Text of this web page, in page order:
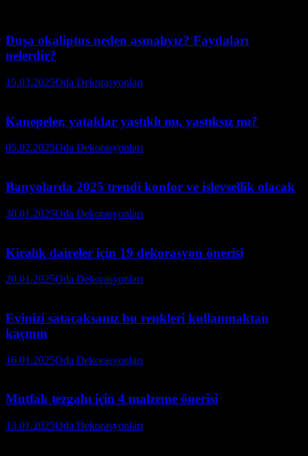
Duşa okaliptus neden asmalıyız? Faydaları
nelerdir?
15.03.2025Oda Dekorasyonları
Kanepeler, yataklar yastıklı mı, yastıksız mı?
05.02.2025Oda Dekorasyonları
Banyolarda 2025 trendi konfor ve işlevsellik olacak
30.01.2025Oda Dekorasyonları
Kiralık daireler için 19 dekorasyon önerisi
20.01.2025Oda Dekorasyonları
Evinizi satacaksanız bu renkleri kullanmaktan
kaçının
16.01.2025Oda Dekorasyonları
Mutfak tezgahı için 4 malzeme önerisi
13.01.2025Oda Dekorasyonları